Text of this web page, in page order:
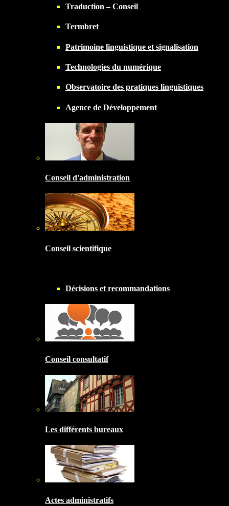
Traduction – Conseil
Termbret
Patrimoine linguistique et signalisation
Technologies du numérique
Observatoire des pratiques linguistiques
Agence de Développement
Conseil d'administration
Conseil scientifique
Décisions et recommandations
Conseil consultatif
Les différents bureaux
Actes administratifs